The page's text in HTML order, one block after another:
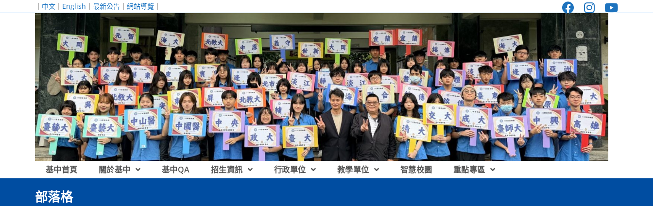
｜ 中文 ｜ English ｜ 最新公告 ｜ 網站導覽 ｜
基中首頁 關於基中 基中QA 招生資訊 行政單位 教學單位 智慧校園 重點專區
部落格